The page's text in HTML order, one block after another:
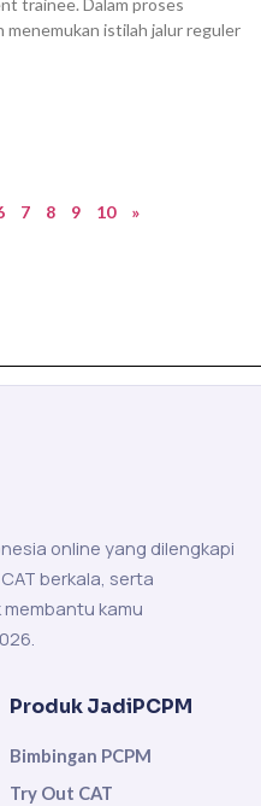
trainee. Dalam proses
istilah jalur reguler
7 8 9 10 »
online yang dilengkapi
berkala, serta
kamu
Produk JadiPCPM
Bimbingan PCPM
Try Out CAT